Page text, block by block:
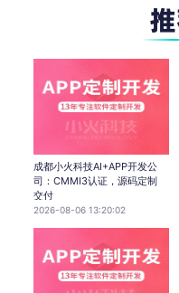
成都小火科技AI+APP开发公
司：CMMI3认证，源码定制
交付
2026-08-06 13:20:02